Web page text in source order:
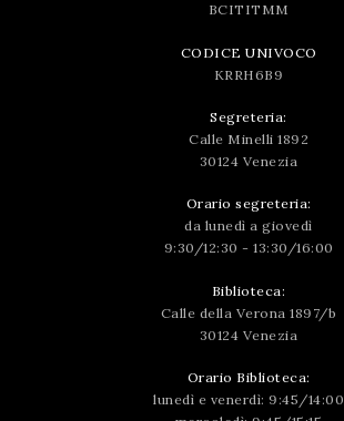
BCITITMM
CODICE UNIVOCO
KRRH6B9
Segreteria:
Calle Minelli 1892
30124 Venezia
Orario segreteria:
da lunedì a giovedì
9:30/12:30 - 13:30/16:00
Biblioteca:
Calle della Verona 1897/b
30124 Venezia
Orario Biblioteca:
lunedì e venerdì: 9:45/14:00